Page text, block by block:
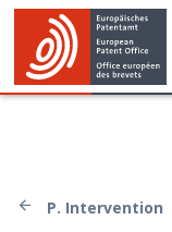
P. Intervention